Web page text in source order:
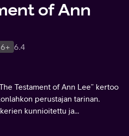
of Ann
6.4
Testament of Ann Lee” kertoo
perustajan tarinan.
kunnioitettu ja